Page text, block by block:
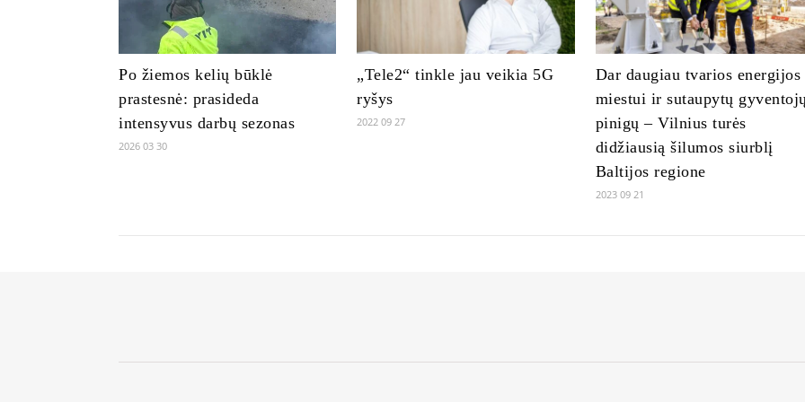
Po žiemos kelių būklė
prastesnė: prasideda
intensyvus darbų sezonas
2026 03 30
„Tele2“ tinkle jau veikia 5G
ryšys
2022 09 27
Dar daugiau tvarios energijos
miestui ir sutaupytų
pinigų – Vilnius turės
didžiausią šilumos siurblį
Baltijos regione
2023 09 21